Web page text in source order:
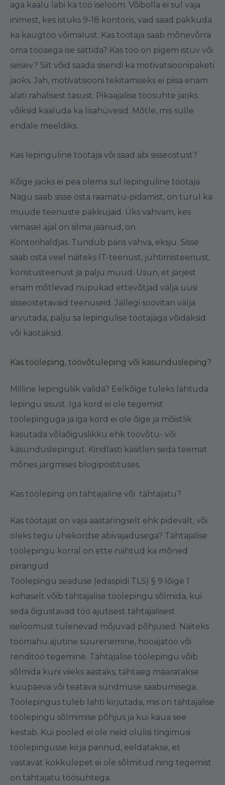
aga kaalu läbi ka töö iseloom. Võibolla ei sul vaja
inimest, kes istuks 9-18 kontoris, vaid saad pakkuda
ka kaugtöö võimalust. Kas töötaja saab mõnevõrra
oma tööaega ise sättida? Kas töö on pigem istuv või
seisev? Siit võid saada sisendi ka motivatsioonipaketi
jaoks. Jah, motivatsiooni tekitamiseks ei piisa enam
alati rahalisest tasust. Pikaajalise töösuhte jaoks
võiksid kaaluda ka lisahüvesid. Mõtle, mis sulle
endale meeldiks.
Kas lepinguline töötaja või saad abi sisseostust?
Kõige jaoks ei pea olema sul lepinguline töötaja.
Nagu saab sisse osta raamatu-pidamist, on turul ka
muude teenuste pakkujaid. Üks vahvam, kes
viimasel ajal on silma jäänud, on
Kontorihaldjas. Tundub päris vahva, eksju. Sisse
saab osta veel näiteks IT-teenust, juhtimisteenust,
koristusteenust ja palju muud. Usun, et järjest
enam mõtlevad nupukad ettevõtjad välja uusi
sisseostetavaid teenuseid. Jällegi soovitan välja
arvutada, palju sa lepingulise töötajaga võidaksid
või kaotaksid.
Kas tööleping, töövõtuleping või käsundusleping?
Milline lepinguliik valida? Eelkõige tuleks lähtuda
lepingu sisust. Iga kord ei ole tegemist
töölepinguga ja iga kord ei ole õige ja mõistlik
kasutada võlaõiguslikku ehk töövõtu- või
käsunduslepingut. Kindlasti käsitlen seda teemat
mõnes järgmises blogipostituses.
Kas tööleping on tähtajaline või tähtajatu?
Kas töötajat on vaja aastaringselt ehk pidevalt, või
oleks tegu ühekordse abivajadusega? Tähtajalise
töölepingu korral on ette nähtud ka mõned
piirangud.
Töölepingu seaduse (edaspidi TLS) § 9 lõige 1
kohaselt võib tähtajalise töölepingu sõlmida, kui
seda õigustavad töö ajutisest tähtajalisest
iseloomust tulenevad mõjuvad põhjused. Näiteks
töömahu ajutine suurenemine, hooajatöö või
renditöö tegemine. Tähtajalise töölepingu võib
sõlmida kuni viieks aastaks, tähtaeg määratakse
kuupäeva või teatava sündmuse saabumisega.
Töölepingus tuleb lahti kirjutada, mis on tähtajalise
töölepingu sõlmimise põhjus ja kui kaua see
kestab. Kui pooled ei ole neid olulisi tingimusi
töölepingusse kirja pannud, eeldatakse, et
vastavat kokkulepet ei ole sõlmitud ning tegemist
on tähtajatu töösuhtega.